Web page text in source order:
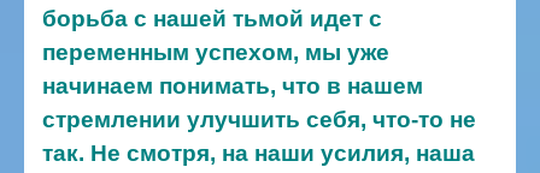
борьба с нашей тьмой идет с
переменным успехом, мы уже
начинаем понимать, что в нашем
стремлении улучшить себя, что-то не
так. Не смотря, на наши усилия, наша